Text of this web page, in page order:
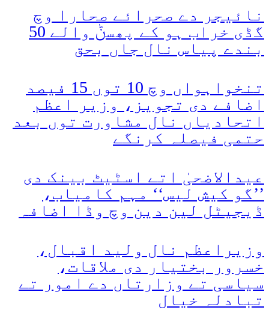
نائیجر دے صحرائے صحارا وچ
گڈی خراب ہو کے پھسݨ والے 50
بندے پیاس نال جاں بحق
تنخواہواں وچ 10 توں 15 فیصد
اضافے دی تجویز، وزیر اعظم
اتحادیاں نال مشاورت توں بعد
حتمی فیصلہ کرنگے
عیدالاضحیٰ اتے اسٹیٹ بینک دی
’’گو کیش لیس‘‘ مہم کامیاب،
ڈیجیٹل لین دین وچ وڈا اضافہ
وزیراعظم نال ولید اقبال،
خسرور بختیار دی ملاقات،
سیاسی تے وزارتاں دے امور تے
تبادلہ خیال